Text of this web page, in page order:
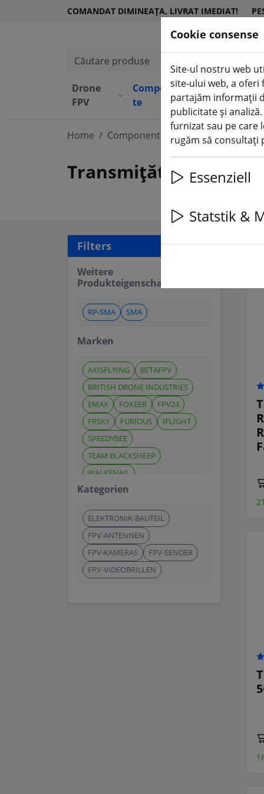
COMANDAT DIMINEAȚA, LIVRAT IMEDIAT!
Căutare produse
Drone
FPV
Componen
te(aktuelle Seite)
Echipame
nt
Home Componente Transmițător video
Transmițător și
Filters
Weitere
Produkteigenschaften
RP-SMA SMA
Marken
AXISFLYING
BETAFPV
BRITISH DRONE INDUSTRIES
EMAX
FOXEER
FPV24
FRSKY
FURIOUS
IFLIGHT
SPEEDYBEE
TEAM BLACKSHEEP
WALKSNAIL
Kategorien
ELEKTRONIK-BAUTEIL
FPV-ANTENNEN
FPV-KAMERAS
FPV-SENDER
FPV-VIDEOBRILLEN
Cookie consense
Site-ul nostru web
site-ului web, a oferi
partajăm informații
publicitate și
furnizat sau pe care
rugăm să consultați
Essenziell
Statstik &